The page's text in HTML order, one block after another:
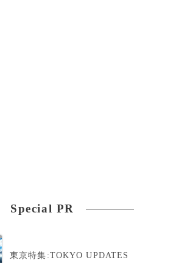
Special PR
東京特集:TOKYO UPDATES